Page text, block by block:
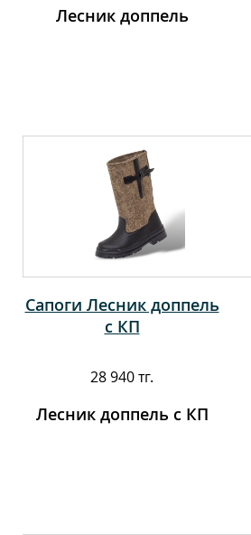
Лесник доппель
Сапоги Лесник доппель
с КП
28 940 тг.
Лесник доппель с КП